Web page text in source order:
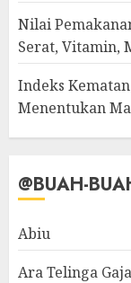
Nilai
Serat, Vitamin,
Indeks
Menentukan
@BUAH-
Abiu
Ara Telinga